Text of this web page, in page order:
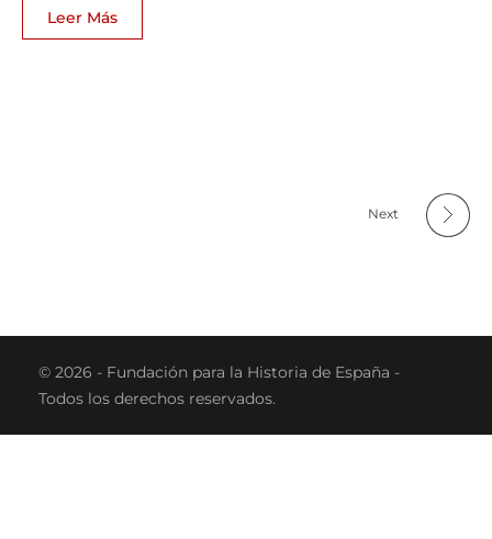
Leer Más
Next
© 2026 - Fundación para la Historia de España -
Todos los derechos reservados.